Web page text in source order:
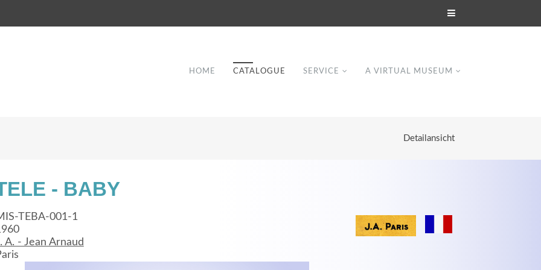
HOME CATALOGUE SERVICE A VIRTUAL MUSEUM
Detailansicht
- BABY
TEBA-001-1
A. - Jean Arnaud
adipiscing elit. Aenean commodo ligula eget
dolor.
Lorem ipsum dolor sit amet, consectetuer